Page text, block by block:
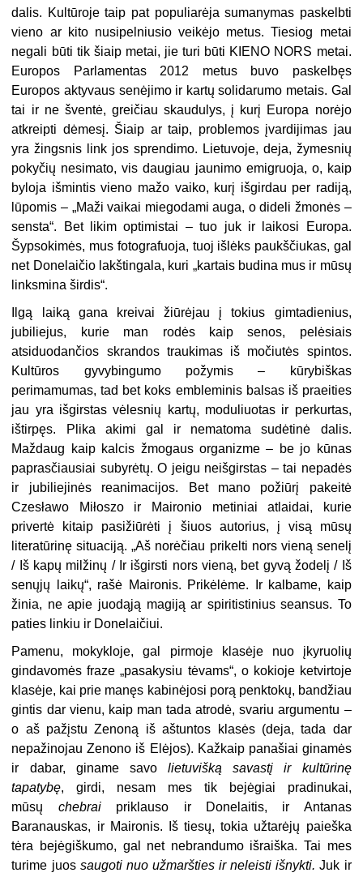
dalis. Kultūroje taip pat populiarėja sumanymas paskelbti
vieno ar kito nusipelniusio veikėjo metus. Tiesiog metai
negali būti tik šiaip metai, jie turi būti KIENO NORS metai.
Europos Parlamentas 2012 metus buvo paskelbęs
Europos aktyvaus senėjimo ir kartų solidarumo metais. Gal
tai ir ne šventė, greičiau skaudulys, į kurį Europa norėjo
atkreipti dėmesį. Šiaip ar taip, problemos įvardijimas jau
yra žingsnis link jos sprendimo. Lietuvoje, deja, žymesnių
pokyčių nesimato, vis daugiau jaunimo emigruoja, o, kaip
byloja išmintis vieno mažo vaiko, kurį išgirdau per radiją,
lūpomis – „Maži vaikai miegodami auga, o dideli žmonės –
sensta“. Bet likim optimistai – tuo juk ir laikosi Europa.
Šypsokimės, mus fotografuoja, tuoj išlėks paukščiukas, gal
net Donelaičio lakštingala, kuri „kartais budina mus ir mūsų
linksmina širdis“.
Ilgą laiką gana kreivai žiūrėjau į tokius gimtadienius,
jubiliejus, kurie man rodės kaip senos, pelėsiais
atsiduodančios skrandos traukimas iš močiutės spintos.
Kultūros gyvybingumo požymis – kūrybiškas
perimamumas, tad bet koks embleminis balsas iš praeities
jau yra išgirstas vėlesnių kartų, moduliuotas ir perkurtas,
ištirpęs. Plika akimi gal ir nematoma sudėtinė dalis.
Maždaug kaip kalcis žmogaus organizme – be jo kūnas
paprasčiausiai subyrėtų. O jeigu neišgirstas – tai nepadės
ir jubiliejinės reanimacijos. Bet mano požiūrį pakeitė
Czesławo Miłoszo ir Maironio metiniai atlaidai, kurie
privertė kitaip pasižiūrėti į šiuos autorius, į visą mūsų
literatūrinę situaciją. „Aš norėčiau prikelti nors vieną senelį
/ Iš kapų milžinų / Ir išgirsti nors vieną, bet gyvą žodelį / Iš
senųjų laikų“, rašė Maironis. Prikėlėme. Ir kalbame, kaip
žinia, ne apie juodąją magiją ar spiritistinius seansus. To
paties linkiu ir Donelaičiui.
Pamenu, mokykloje, gal pirmoje klasėje nuo įkyruolių
gindavomės fraze „pasakysiu tėvams“, o kokioje ketvirtoje
klasėje, kai prie manęs kabinėjosi porą penktokų, bandžiau
gintis dar vienu, kaip man tada atrodė, svariu argumentu –
o aš pažįstu Zenoną iš aštuntos klasės (deja, tada dar
nepažinojau Zenono iš Elėjos). Kažkaip panašiai ginamės
ir dabar, giname savolietuvišką savastį ir kultūrinę
tapatybę, girdi, nesam mes tik bejėgiai pradinukai,
mūsų chebraipriklauso ir Donelaitis, ir Antanas
Baranauskas, ir Maironis. Iš tiesų, tokia užtarėjų paieška
tėra bejėgiškumo, gal net nebrandumo išraiška. Tai mes
turime juos saugoti nuo užmaršties ir neleisti išnykti. Juk ir